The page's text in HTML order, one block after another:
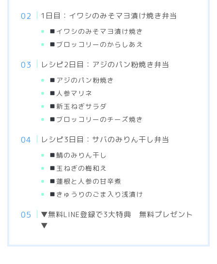
1日目：イワシのみそマヨ漬け焼き弁当
イワシのみそマヨ漬け焼き
ブロッコリーのからしあえ
レシピ2日目：アジのパン粉焼き弁当
アジのパン粉焼き
人参マリネ
新玉ねぎサラダ
ブロッコリーのチーズ焼き
レシピ3日目：サバのみりん干し弁当
鯖のみりん干し
玉ねぎの梅和え
蓮根と人参の甘辛煮
きゅうりのごま入り浅漬け
▼無料LINE登録で3大特典 無料プレゼント
▼